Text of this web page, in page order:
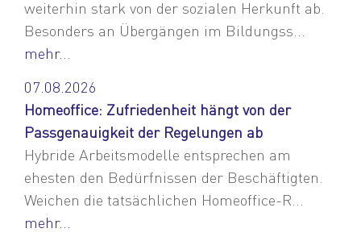
weiterhin stark von der sozialen Herkunft ab.
Besonders an Übergängen im Bildungss...
mehr...
07.08.2026
Homeoffice: Zufriedenheit hängt von der
Passgenauigkeit der Regelungen ab
Hybride Arbeitsmodelle entsprechen am
ehesten den Bedürfnissen der Beschäftigten.
Weichen die tatsächlichen Homeoffice-R...
mehr...